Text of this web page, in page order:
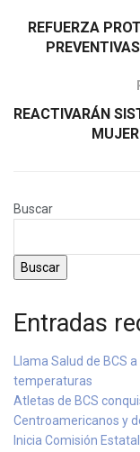
REFUERZA
REACTIVARÁN
Buscar
Buscar
Entradas
Llama Salud de BCS
temperaturas
Atletas de BCS
Centroamericanos y
Inicia Comisión